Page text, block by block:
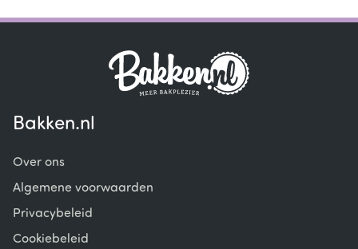
Bakken.nl
Over ons
Algemene voorwaarden
Privacybeleid
Cookiebeleid